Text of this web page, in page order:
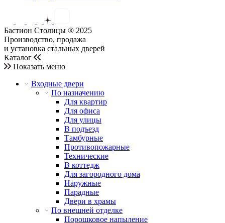
Бастион Столицы ® 2025
Производство, продажа
и установка стальных дверей
Каталог
Показать меню
Входные двери
По назначению
Для квартир
Для офиса
Для улицы
В подъезд
Тамбурные
Противопожарные
Технические
В коттедж
Для загородного дома
Наружные
Парадные
Двери в храмы
По внешней отделке
Порошковое напыление